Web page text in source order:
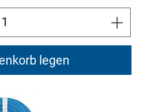
legen